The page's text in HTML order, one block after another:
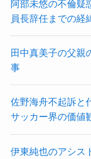
阿部未悠の不倫疑
員長辞任までの経
田中真美子の父親
事
佐野海舟不起訴と
サッカー界の価値
伊東純也のアシス